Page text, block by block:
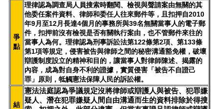
爭
點
理律認為調查局人員搜索時翻閱、檢視與聲請案由無關的其
他委任案件資料、律師和委任人往來郵件等，且扣押自2010
年9月至12月長達4個月的事務所與39名無關當事人的電子郵
件，扣押前沒有檢視是否有關執行案由，也不管郵件來往的
當事人為何。理律認為刑事訴訟法第122條第2項、第133條
第1項等規定，侵害被告與律師之間的秘密溝通豁免權，破壞
辯護制度設立的精神和目的，讓當事人對律師陳述、揭露的
內容，成為對自身不利的證據，實質侵害「被告不自證己
罪」原則，牴觸憲法保障人民的訴訟權。
結
憲法法庭認為爭議規定沒將律師或辯護人與被告、犯罪嫌
疑人、潛在犯罪嫌疑人間自由溝通而生的資料排除於得搜